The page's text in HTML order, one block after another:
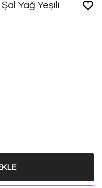
Yağ Yeşili